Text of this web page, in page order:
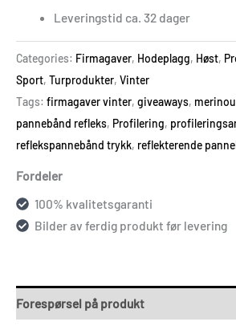
Leveringstid ca. 32 dager
Categories: Firmagaver, Hodeplagg, Høst,
Sport, Turprodukter, Vinter
Tags: firmagaver vinter, giveaways,
pannebånd refleks, Profilering,
reflekspannebånd trykk, reflekterende
Fordeler
100% kvalitetsgaranti
Bilder av ferdig produkt før levering
Forespørsel på produkt